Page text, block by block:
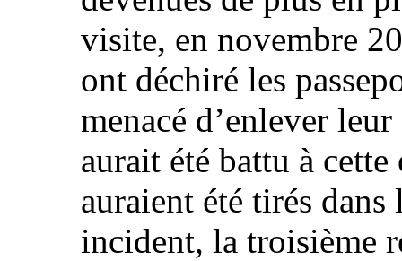
visite, en novembre
ont déchiré les
menacé d’enlever
aurait été battu à
auraient été tirés dans
incident, la troisième